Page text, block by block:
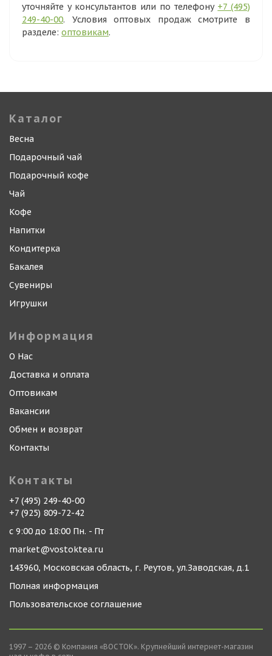
уточняйте у консультантов или по телефону +7 (495)
249-40-00. Условия оптовых продаж смотрите в
разделе: оптовикам.
Каталог
Весна
Подарочный чай
Подарочный кофе
Чай
Кофе
Напитки
Кондитерка
Бакалея
Сувениры
Игрушки
Информация
О Нас
Доставка и оплата
Оптовикам
Вакансии
Обмен и возврат
Контакты
Контакты
+7 (495) 249-40-00
+7 (925) 809-72-42
с 9:00 до 18:00 Пн. - Пт
market@vostoktea.ru
143960, Московская область, г. Реутов, ул.Заводская, д.1
Полная информация
Пользовательское соглашение
1997 – 2026 © Компания «ВОСТОК». Крупнейший интернет-магазин